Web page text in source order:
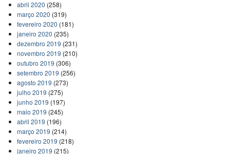
abril 2020 (258)
março 2020 (319)
fevereiro 2020 (181)
janeiro 2020 (235)
dezembro 2019 (231)
novembro 2019 (210)
outubro 2019 (306)
setembro 2019 (256)
agosto 2019 (273)
julho 2019 (275)
junho 2019 (197)
maio 2019 (245)
abril 2019 (196)
março 2019 (214)
fevereiro 2019 (218)
janeiro 2019 (215)